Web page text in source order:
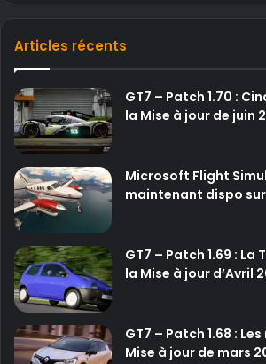
Articles récents
GT7 – Patch 1.70 :
la Mise à jour de juin
Microsoft Flight
maintenant dispo sur
GT7 – Patch 1.69 :
la Mise à jour d’Avril
GT7 – Patch 1.68 :
Mise à jour de mars